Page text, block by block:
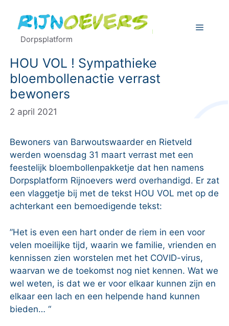
inhoudDorpsplatform
Menu
HOU VOL ! Sympathieke
bloembollenactie verrast
bewoners
2 april 2021
Bewoners van Barwoutswaarder en Rietveld
werden woensdag 31 maart verrast met een
feestelijk bloembollenpakketje dat hen namens
Dorpsplatform Rijnoevers werd overhandigd. Er zat
een vlaggetje bij met de tekst HOU VOL met op de
achterkant een bemoedigende tekst:
”Het is even een hart onder de riem in een voor
velen moeilijke tijd, waarin we familie, vrienden en
kennissen zien worstelen met het COVID-virus,
waarvan we de toekomst nog niet kennen. Wat we
wel weten, is dat we er voor elkaar kunnen zijn en
elkaar een lach en een helpende hand kunnen
bieden… “